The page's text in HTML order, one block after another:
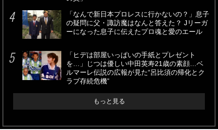
「なんで新日本プロレスに行かないの？」息子
の疑問に父・諏訪魔はなんと答えた？ Jリーガ
ーになった息子に伝えたプロ魂と愛のエール
「ヒデは部屋いっぱいの手紙とプレゼント
を…」じつは優しい中田英寿21歳の素顔…ベ
ルマーレ伝説の広報が見た“呂比須の帰化とク
ラブ存続危機”
もっと見る